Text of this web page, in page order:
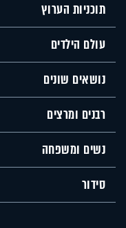
תוכניות הערוץ
עולם הילדים
נושאים שונים
רבנים ומרצים
נשים ומשפחה
סידור